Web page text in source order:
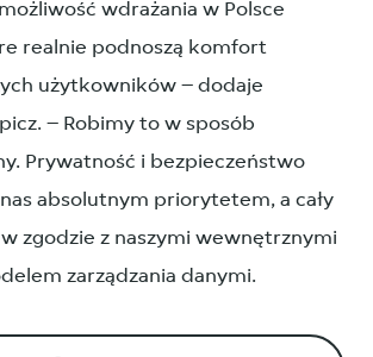
wdrażania w Polsce
realnie podnoszą komfort
użytkowników – dodaje
– Robimy to w sposób
Prywatność i bezpieczeństwo
absolutnym priorytetem, a cały
w zgodzie z naszymi wewnętrznymi
zarządzania danymi.